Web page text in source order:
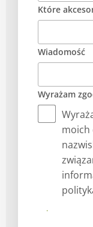
Które
Wiadomość
Wyrażam
moich
Prześlij